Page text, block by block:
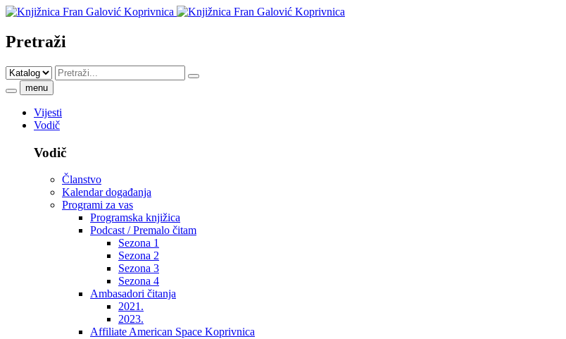
Pretraži
menu
Vijesti
Vodič
Vodič
Članstvo
Kalendar događanja
Programi za vas
Programska knjižica
Podcast / Premalo čitam
Sezona 1
Sezona 2
Sezona 3
Sezona 4
Ambasadori čitanja
2021.
2023.
Affiliate American Space Koprivnica